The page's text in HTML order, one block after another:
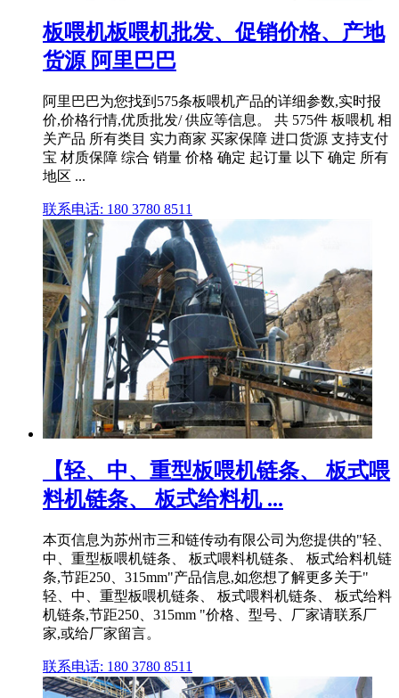
板喂机板喂机批发、促销价格、产地
货源 阿里巴巴
阿里巴巴为您找到575条板喂机产品的详细参数,实时报
价,价格行情,优质批发/ 供应等信息。 共 575件 板喂机 相
关产品 所有类目 实力商家 买家保障 进口货源 支持支付
宝 材质保障 综合 销量 价格 确定 起订量 以下 确定 所有
地区 ...
联系电话: 180 3780 8511
【轻、中、重型板喂机链条、 板式喂
料机链条、 板式给料机 ...
本页信息为苏州市三和链传动有限公司为您提供的"轻、
中、重型板喂机链条、 板式喂料机链条、 板式给料机链
条,节距250、315mm"产品信息,如您想了解更多关于"
轻、中、重型板喂机链条、 板式喂料机链条、 板式给料
机链条,节距250、315mm "价格、型号、厂家请联系厂
家,或给厂家留言。
联系电话: 180 3780 8511